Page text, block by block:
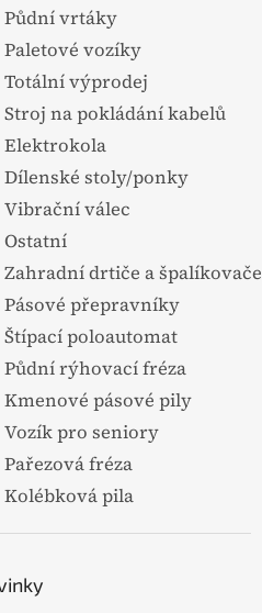
Půdní vrtáky
Paletové vozíky
Totální výprodej
Stroj na pokládání kabelů
Elektrokola
Dílenské stoly/ponky
Vibrační válec
Ostatní
Zahradní drtiče a špalíkovače
Pásové přepravníky
Štípací poloautomat
Půdní rýhovací fréza
Kmenové pásové pily
Vozík pro seniory
Pařezová fréza
Kolébková pila